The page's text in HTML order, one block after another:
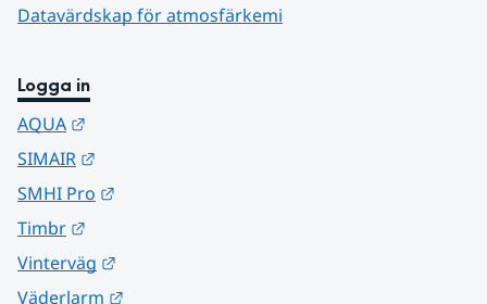
Datavärdskap för atmosfärkemi
Logga in
AQUA
SIMAIR
SMHI Pro
Timbr
Vinterväg
Väderlarm